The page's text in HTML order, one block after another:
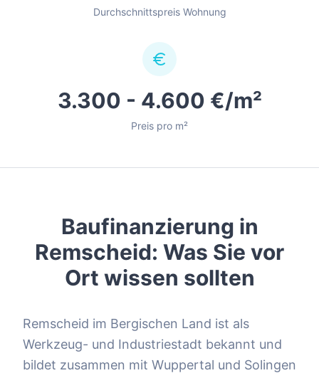
Durchschnittspreis Wohnung
3.300 - 4.600 €/m²
Preis pro m²
Baufinanzierung in
Remscheid: Was Sie vor
Ort wissen sollten
Remscheid im Bergischen Land ist als
Werkzeug- und Industriestadt bekannt und
bildet zusammen mit Wuppertal und Solingen